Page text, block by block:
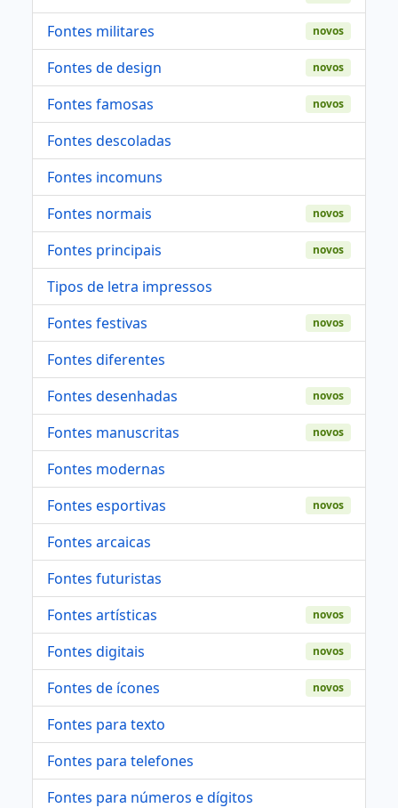
Fontes militares novos
Fontes de design novos
Fontes famosas novos
Fontes descoladas
Fontes incomuns
Fontes normais
novos
Fontes principais novos
Tipos de letra impressos
Fontes festivas
novos
Fontes diferentes
Fontes desenhadas
novos
Fontes manuscritas novos
Fontes modernas
Fontes esportivas
novos
Fontes arcaicas
Fontes futuristas
Fontes artísticas
novos
Fontes digitais novos
Fontes de ícones novos
Fontes para texto
Fontes para telefones
Fontes para números e dígitos